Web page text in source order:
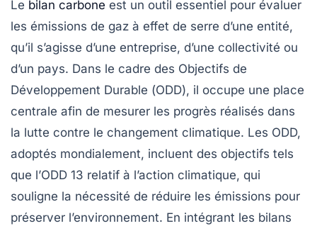
Le bilan carbone est un outil essentiel pour évaluer
les émissions de gaz à effet de serre d’une entité,
qu’il s’agisse d’une entreprise, d’une collectivité ou
d’un pays. Dans le cadre des Objectifs de
Développement Durable (ODD), il occupe une place
centrale afin de mesurer les progrès réalisés dans
la lutte contre le changement climatique. Les ODD,
adoptés mondialement, incluent des objectifs tels
que l’ODD 13 relatif à l’action climatique, qui
souligne la nécessité de réduire les émissions pour
préserver l’environnement. En intégrant les bilans